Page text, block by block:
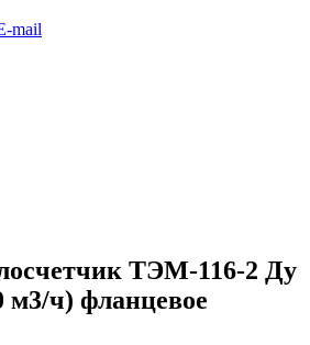
mail
ТЭМ-116-2 Ду
м3/ч) фланцевое